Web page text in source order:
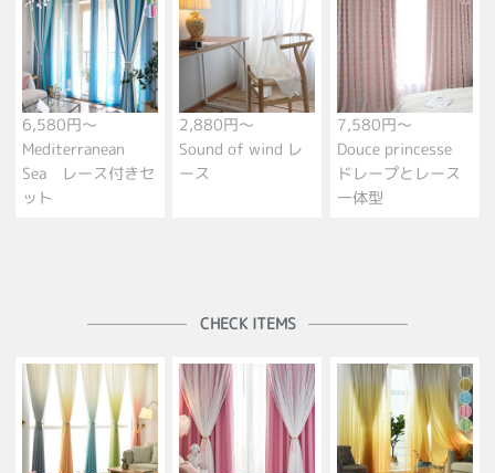
6,580円～
Mediterranean
Sea レース付きセ
ット
2,880円～
Sound of wind レ
ース
7,580円～
Douce princesse
ドレープとレース
一体型
CHECK ITEMS